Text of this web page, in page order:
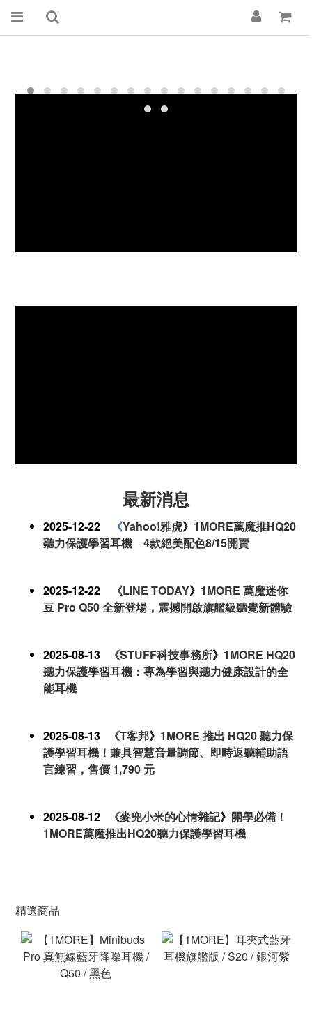
最新消息
2025-12-22 《Yahoo!雅虎》 1MORE萬魔推HQ20
聽力保護學習耳機 4款絕美配色8/15開賣
2025-12-22 《LINE TODAY》 1MORE 萬魔迷你
豆 Pro Q50 全新登場，震撼開啟旗艦級聽覺新體驗
2025-08-13 《STUFF科技事務所》 1MORE HQ20
聽力保護學習耳機：專為學習與聽力健康設計的全
能耳機
2025-08-13 《T客邦》 1MORE 推出 HQ20 聽力保
護學習耳機！兼具智慧音量調節、即時返聽輔助語
言練習，售價 1,790 元
2025-08-12 《麥兜小米的心情雜記》 開學必備！
1MORE萬魔推出HQ20聽力保護學習耳機
精選商品